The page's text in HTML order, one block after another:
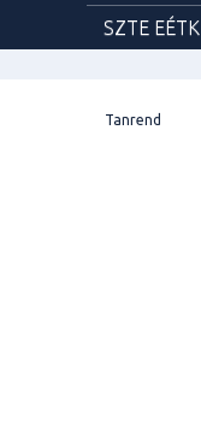
SZTE EÉTK
Tanrend